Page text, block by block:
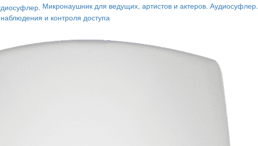
Микронаушник для ведущих, артистов и актеров. Аудиосуфлер.
и контроля доступа